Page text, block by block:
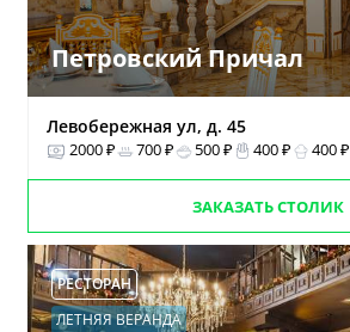
Петровский Причал
Левобережная ул, д. 45
2000 ₽ 700 ₽ 500 ₽ 400 ₽ 400 ₽
ЗАКАЗАТЬ СТОЛИК
РЕСТОРАН
ЛЕТНЯЯ ВЕРАНДА